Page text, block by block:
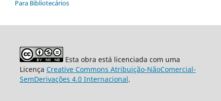
Para Bibliotecários
Esta obra está licenciada com uma
Licença Creative Commons Atribuição-NãoComercial-
SemDerivações 4.0 Internacional.